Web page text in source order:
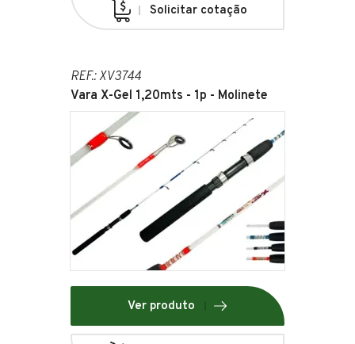
Solicitar cotação
REF.: XV3744
Vara X-Gel 1,20mts - 1p - Molinete
Ver produto